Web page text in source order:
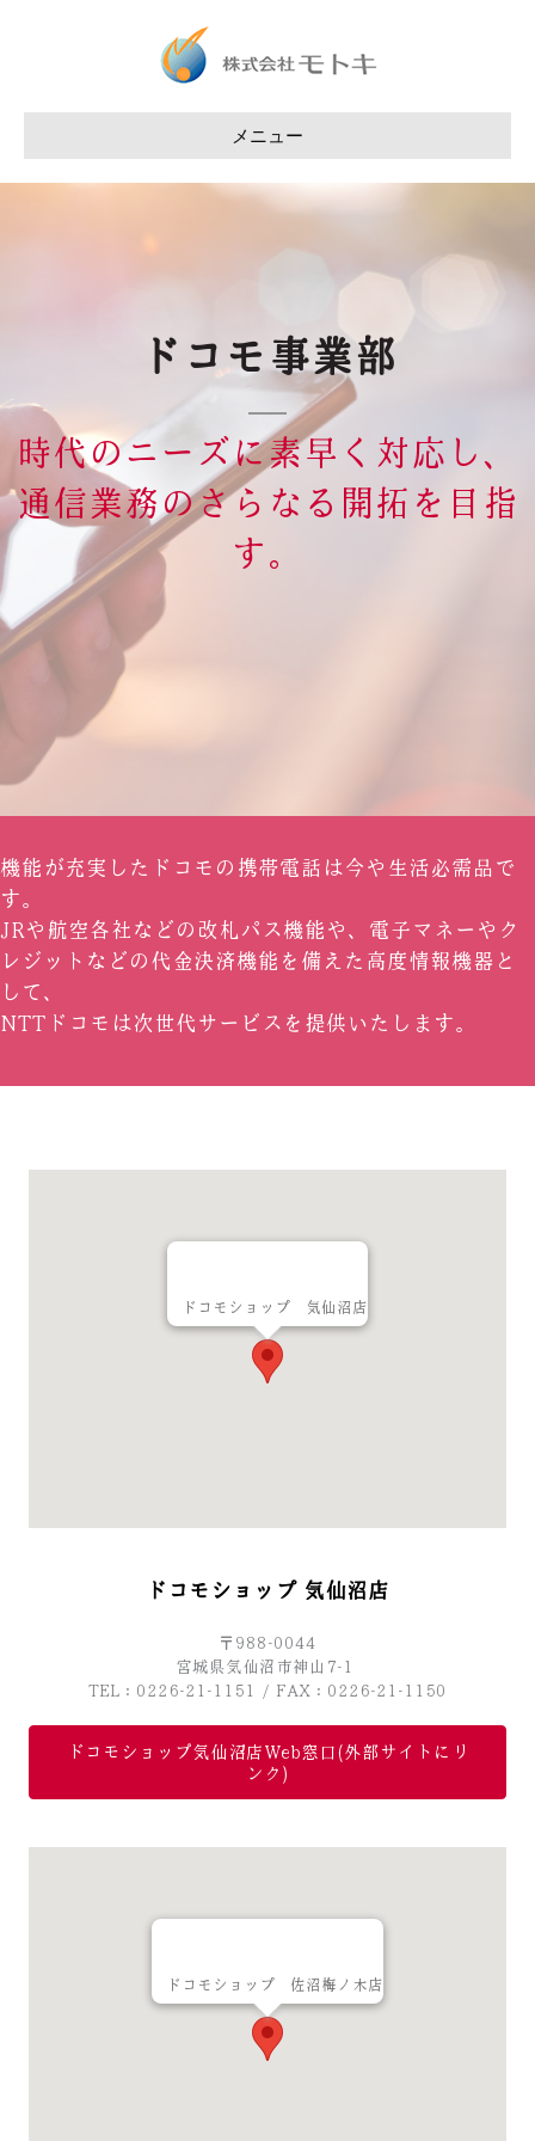
メニュー
ドコモ事業部
時代のニーズに素早く対応し、
通信業務のさらなる開拓を目指
す。
機能が充実したドコモの携帯電話は今や生活必需品で
す。
JRや航空各社などの改札パス機能や、電子マネーやク
レジットなどの代金決済機能を備えた高度情報機器と
して、
NTTドコモは次世代サービスを提供いたします。
ドコモショップ 気仙沼店
ドコモショップ 気仙沼店
〒988-0044
宮城県気仙沼市神山7-1
TEL：0226-21-1151 / FAX：0226-21-1150
ドコモショップ気仙沼店Web窓口(外部サイトにリ
ンク)
ドコモショップ 佐沼梅ノ木店